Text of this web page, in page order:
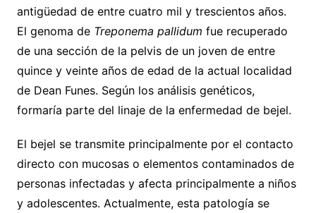
antigüedad de entre cuatro mil y trescientos años.
El genoma de Treponema pallidum fue recuperado
de una sección de la pelvis de un joven de entre
quince y veinte años de edad de la actual localidad
de Dean Funes. Según los análisis genéticos,
formaría parte del linaje de la enfermedad de bejel.
El bejel se transmite principalmente por el contacto
directo con mucosas o elementos contaminados de
personas infectadas y afecta principalmente a niños
y adolescentes. Actualmente, esta patología se